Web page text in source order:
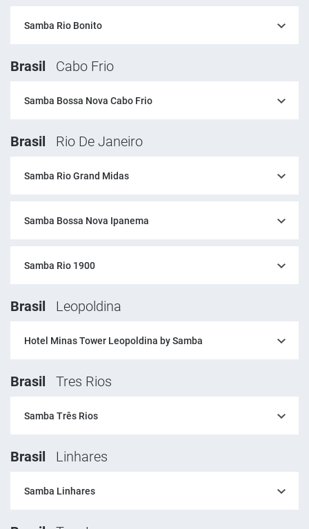
Samba Rio Bonito
Brasil Cabo Frio
Samba Bossa Nova Cabo Frio
Brasil Rio De Janeiro
Samba Rio Grand Midas
Samba Bossa Nova Ipanema
Samba Rio 1900
Brasil Leopoldina
Hotel Minas Tower Leopoldina by Samba
Brasil Tres Rios
Samba Três Rios
Brasil Linhares
Samba Linhares